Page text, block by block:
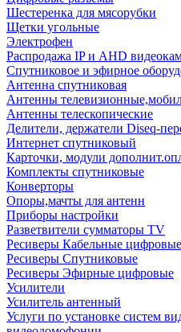
Шестеренка для мясорубки
Щетки угольные
Электрофен
Распродажа IP и AHD
Спутниковое и эфирное
Антенна спутниковая
Антенны
Антенны телескопические
Делители, держатели Diseq-
Интернет спутниковый
Карточки, модули
Комплекты спутниковые
Конверторы
Опоры,мачты для антенн
Приборы настройки
Разветвители сумматоры TV
Ресиверы Кабельные цифровые
Ресиверы Спутниковые
Ресиверы Эфирные цифровые
Усилители
Усилитель антенный
Услуги по установке систем